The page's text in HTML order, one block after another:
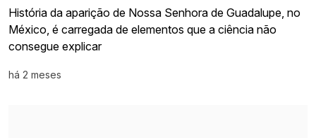
História da aparição de Nossa Senhora de Guadalupe, no
México, é carregada de elementos que a ciência não
consegue explicar
há 2 meses